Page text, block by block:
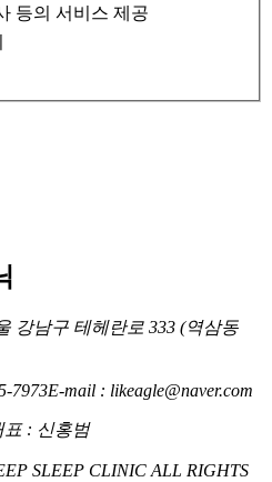
등의 서비스 제공
강남구 테헤란로 333 (역삼동
7973E-mail : likeagle@naver.com
표 : 신홍범
SLEEP CLINIC ALL RIGHTS